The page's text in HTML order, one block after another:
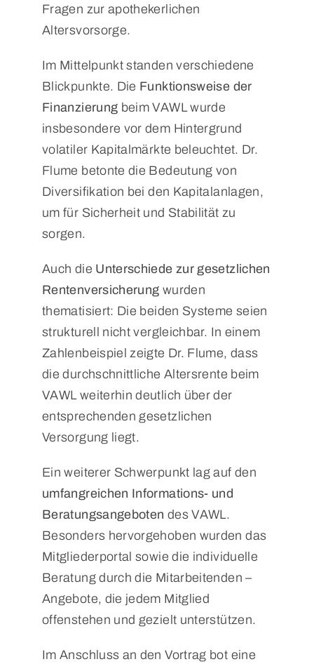
Fragen zur apothekerlichen
Altersvorsorge.
Im Mittelpunkt standen verschiedene
Blickpunkte. Die Funktionsweise der
Finanzierung beim VAWL wurde
insbesondere vor dem Hintergrund
volatiler Kapitalmärkte beleuchtet. Dr.
Flume betonte die Bedeutung von
Diversifikation bei den Kapitalanlagen,
um für Sicherheit und Stabilität zu
sorgen.
Auch die Unterschiede zur gesetzlichen
Rentenversicherung wurden
thematisiert: Die beiden Systeme seien
strukturell nicht vergleichbar. In einem
Zahlenbeispiel zeigte Dr. Flume, dass
die durchschnittliche Altersrente beim
VAWL weiterhin deutlich über der
entsprechenden gesetzlichen
Versorgung liegt.
Ein weiterer Schwerpunkt lag auf den
umfangreichen Informations- und
Beratungsangeboten des VAWL.
Besonders hervorgehoben wurden das
Mitgliederportal sowie die individuelle
Beratung durch die Mitarbeitenden –
Angebote, die jedem Mitglied
offenstehen und gezielt unterstützen.
Im Anschluss an den Vortrag bot eine